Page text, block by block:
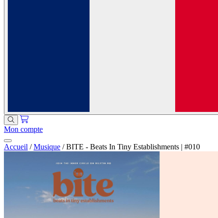
Mon compte
Accueil / Musique / BITE - Beats In Tiny Establishments | #010